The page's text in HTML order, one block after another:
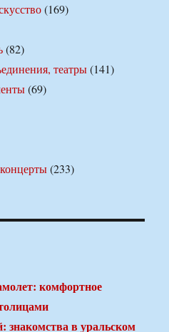
(169)
(82)
театры(141)
(69)
(233)
комфортное
знакомства в уральском